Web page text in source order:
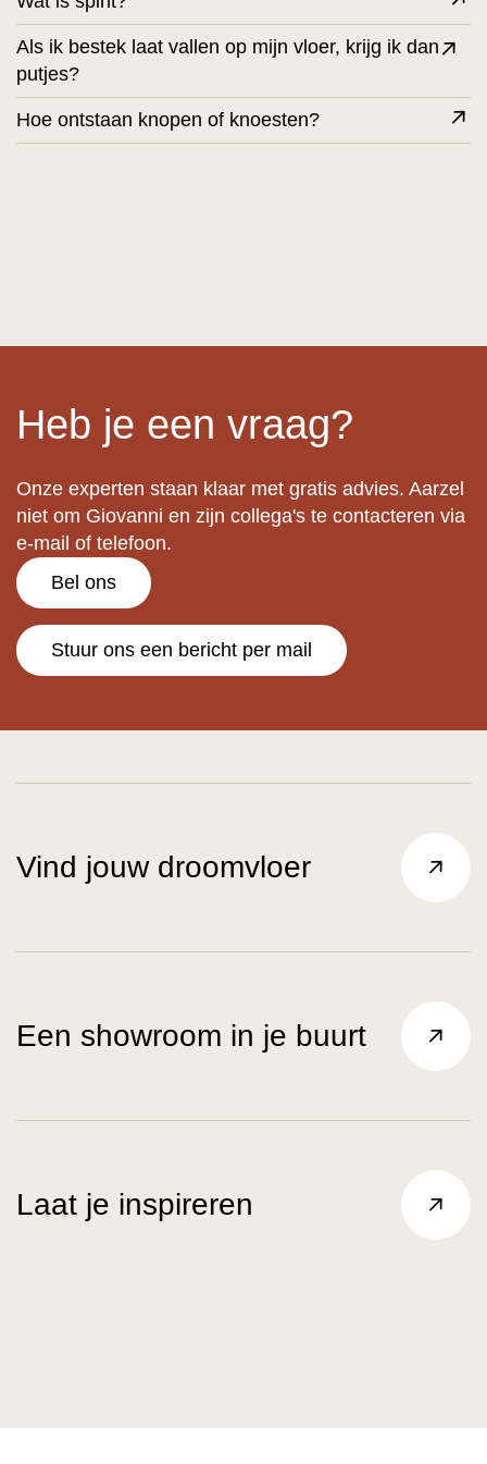
Als ik bestek laat vallen op mijn vloer, krijg ik dan
putjes?
Hoe ontstaan knopen of knoesten?
Heb je een vraag?
Onze experten staan klaar met gratis advies. Aarzel
niet om Giovanni en zijn collega's te contacteren via
e-mail of telefoon.
Bel ons
Stuur ons een bericht per mail
Vind jouw droomvloer
Een showroom in je buurt
Laat je inspireren